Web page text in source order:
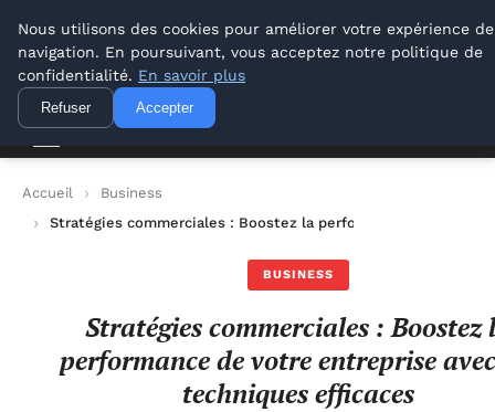
Lyon Photos
Lyon Photos
Accueil
Business
Stratégies commerciales : Boostez la performance de votre
BUSINESS
Stratégies commerciales : Boostez
performance de votre entreprise
techniques efficaces
Nous utilisons des cookies pour améliorer votre expérience de
navigation. En poursuivant, vous acceptez notre politique de
confidentialité. En savoir plus
Refuser Accepter